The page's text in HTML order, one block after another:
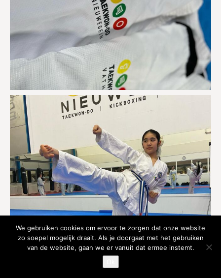
We gebruiken cookies om ervoor te zorgen dat onze website
zo soepel mogelijk draait. Als je doorgaat met het gebruiken
van de website, gaan we er vanuit dat ermee instemt.